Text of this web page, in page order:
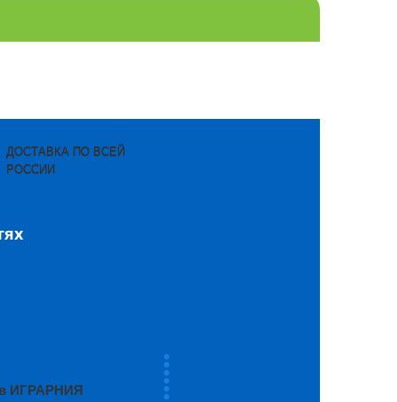
ДОСТАВКА ПО ВСЕЙ
РОССИИ
ИГРАРНИЯ